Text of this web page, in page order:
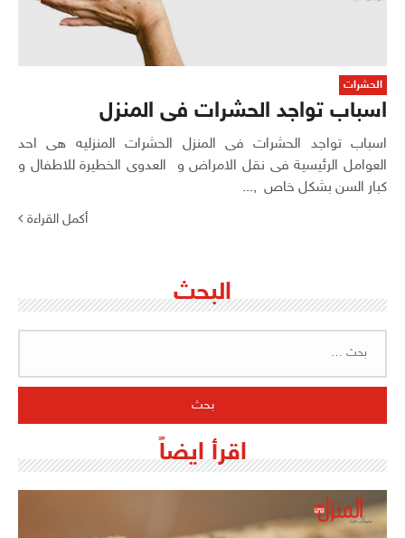
الحشرات
اسباب تواجد الحشرات فى المنزل
اسباب تواجد الحشرات فى المنزل الحشرات المنزليه هى احد
العوامل الرئيسية فى نقل الامراض و العدوى الخطيرة للاطفال و
كبار السن بشكل خاص ,...
أكمل القراءة
البحث
اقرأ ايضاً